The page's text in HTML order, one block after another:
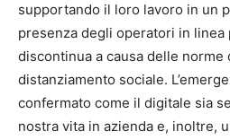
supportando il loro lavoro in un
presenza degli operatori in
discontinua a causa delle norme
distanziamento sociale.
confermato come il digitale sia
nostra vita in azienda e, inoltre,